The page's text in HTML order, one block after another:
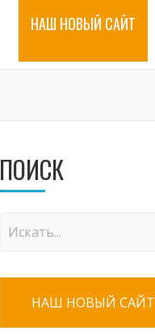
НАШ НОВЫЙ САЙТ
ПОИСК
НАШ НОВЫЙ САЙТ